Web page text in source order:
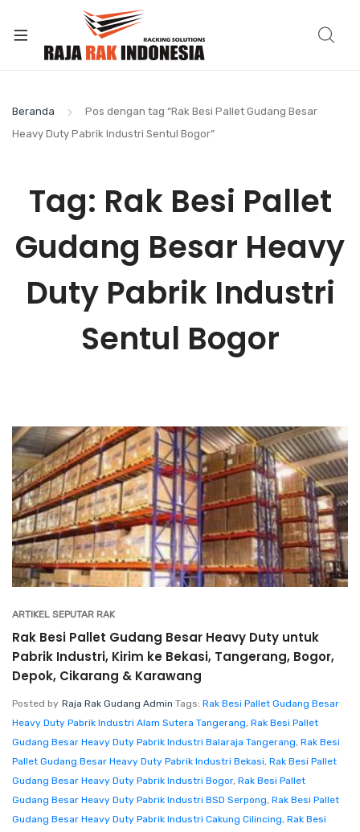
Beranda
Pos dengan tag “Rak Besi Pallet Gudang Besar
Heavy Duty Pabrik Industri Sentul Bogor”
Tag: Rak Besi Pallet
Gudang Besar Heavy
Duty Pabrik Industri
Sentul Bogor
ARTIKEL SEPUTAR RAK
Rak Besi Pallet Gudang Besar Heavy Duty untuk
Pabrik Industri, Kirim ke Bekasi, Tangerang, Bogor,
Depok, Cikarang & Karawang
Posted by Raja Rak Gudang Admin Tags: Rak Besi Pallet Gudang Besar
Heavy Duty Pabrik Industri Alam Sutera Tangerang, Rak Besi Pallet
Gudang Besar Heavy Duty Pabrik Industri Balaraja Tangerang, Rak Besi
Pallet Gudang Besar Heavy Duty Pabrik Industri Bekasi, Rak Besi Pallet
Gudang Besar Heavy Duty Pabrik Industri Bogor, Rak Besi Pallet
Gudang Besar Heavy Duty Pabrik Industri BSD Serpong, Rak Besi Pallet
Gudang Besar Heavy Duty Pabrik Industri Cakung Cilincing, Rak Besi